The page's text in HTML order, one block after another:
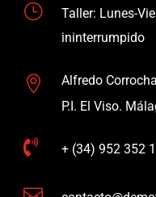
}
Taller: Lunes-
ininterrumpido

Alfredo
P.I. El Viso.
 + (34) 952 352